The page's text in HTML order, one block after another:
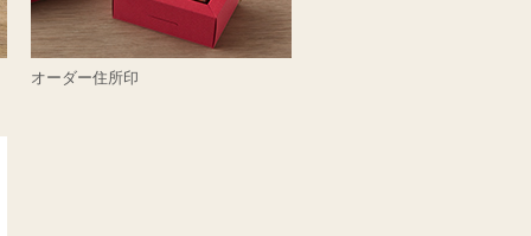
オーダー住所印